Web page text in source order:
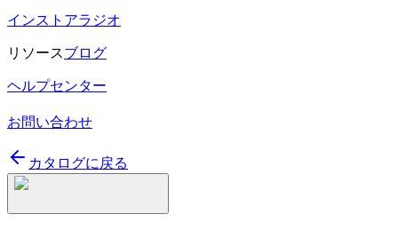
インストアラジオ
リソースブログ
ヘルプセンター
お問い合わせ
カタログに戻る